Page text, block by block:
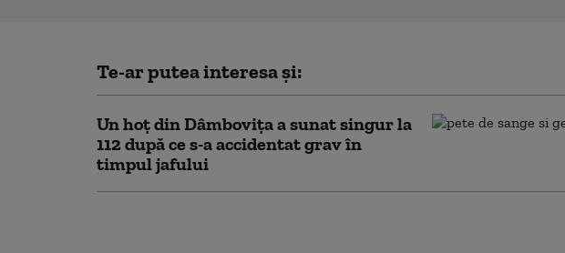
Te-ar putea interesa și:
Un hoț din Dâmbovița a sunat singur la
112 după ce s-a accidentat grav în
timpul jafului